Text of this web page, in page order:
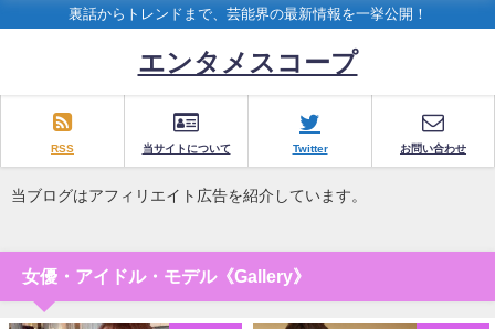
裏話からトレンドまで、芸能界の最新情報を一挙公開！
エンタメスコープ
RSS 当サイトについて Twitter お問い合わせ
当ブログはアフィリエイト広告を紹介しています。
女優・アイドル・モデル《Gallery》